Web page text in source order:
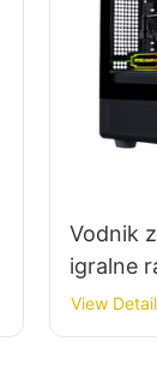
Vodnik
igralne
izbiro
View